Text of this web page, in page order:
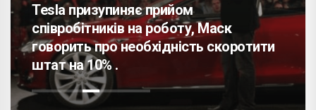
Tesla призупиняє прийом
співробітників на роботу, Маск
говорить про необхідність скоротити
штат на 10% .